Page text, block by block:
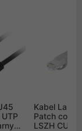
Kabel
Patch cord
LSZH CU